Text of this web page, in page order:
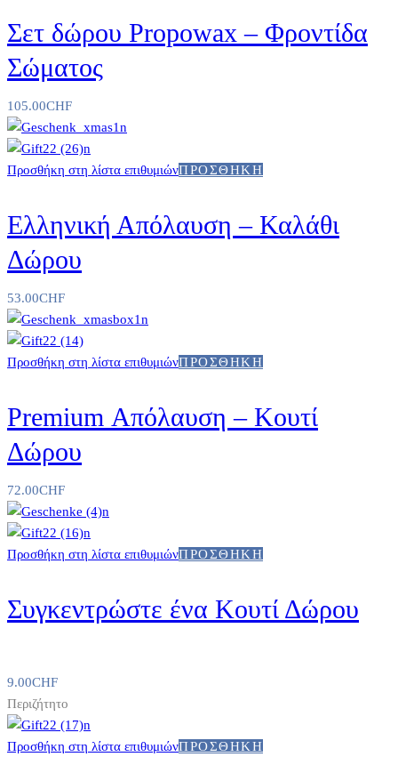
Σετ δώρου Propowax – Φροντίδα
Σώματος
105.00CHF
Προσθήκη στη λίστα επιθυμιώνΠΡΟΣΘΉΚΗ
Ελληνική Απόλαυση – Καλάθι
Δώρου
53.00CHF
Προσθήκη στη λίστα επιθυμιώνΠΡΟΣΘΉΚΗ
Premium Απόλαυση – Κουτί
Δώρου
72.00CHF
Προσθήκη στη λίστα επιθυμιώνΠΡΟΣΘΉΚΗ
Συγκεντρώστε ένα Κουτί Δώρου
9.00CHF
Περιζήτητο
Προσθήκη στη λίστα επιθυμιώνΠΡΟΣΘΉΚΗ